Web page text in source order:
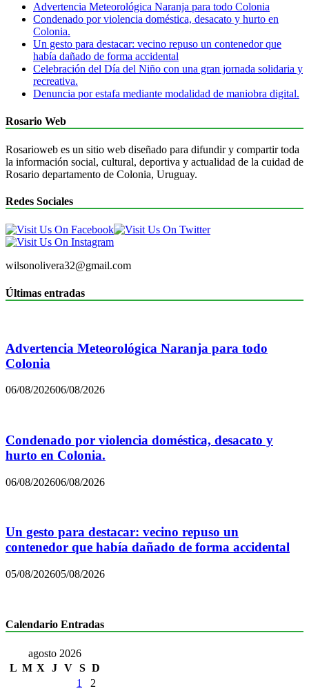
Advertencia Meteorológica Naranja para todo Colonia
Condenado por violencia doméstica, desacato y hurto en
Colonia.
Un gesto para destacar: vecino repuso un contenedor que
había dañado de forma accidental
Celebración del Día del Niño con una gran jornada solidaria y
recreativa.
Denuncia por estafa mediante modalidad de maniobra digital.
Rosario Web
Rosarioweb es un sitio web diseñado para difundir y compartir toda
la información social, cultural, deportiva y actualidad de la cuidad de
Rosario departamento de Colonia, Uruguay.
Redes Sociales
wilsonolivera32@gmail.com
Últimas entradas
Advertencia Meteorológica Naranja para todo
Colonia
06/08/202606/08/2026
Condenado por violencia doméstica, desacato y
hurto en Colonia.
06/08/202606/08/2026
Un gesto para destacar: vecino repuso un
contenedor que había dañado de forma accidental
05/08/202605/08/2026
Calendario Entradas
agosto 2026
L M X J V S D
1
2